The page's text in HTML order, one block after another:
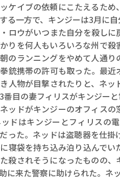
ケイブの依頼にこたえるた
る一方で、キンジーは3月に
ロウがいつまた自分を殺し
りを何人もいろいろな州で殺
のランニングをやめて人通
銃携帯の許可も取った。最
人物が目撃されたりと、ネ
番目の妻フィリスがキンジー
ッドがキンジーのオフィス
ドはキンジーとフィリスの
った。ネッドは盗聴器を仕
寝袋を持ち込み泊り込んで
殺されそうになったものの
に来た警察に助けられた。ネ